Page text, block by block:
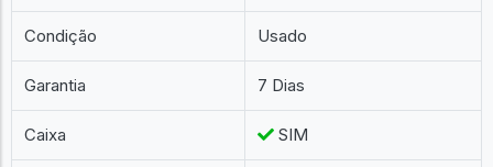
Condição Usado
Garantia 7 Dias
Caixa SIM